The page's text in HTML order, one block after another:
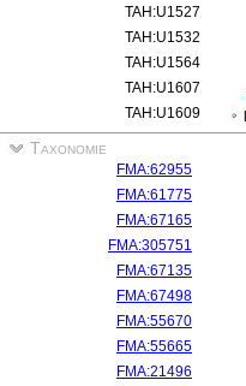
TAH:U1527
TAH:U1532
TAH:U1564
TAH:U1607
TAH:U1609
Taxonomie
FMA:62955
FMA:61775
FMA:67165
FMA:305751
FMA:67135
FMA:67498
FMA:55670
FMA:55665
FMA:21496